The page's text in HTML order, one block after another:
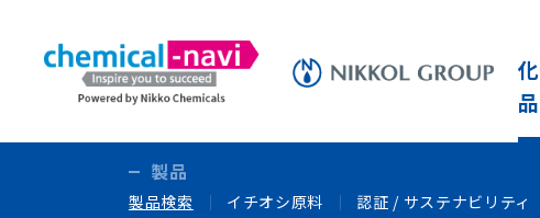
品
製品
製品検索 イチオシ原料 認証 / サステナビリティ